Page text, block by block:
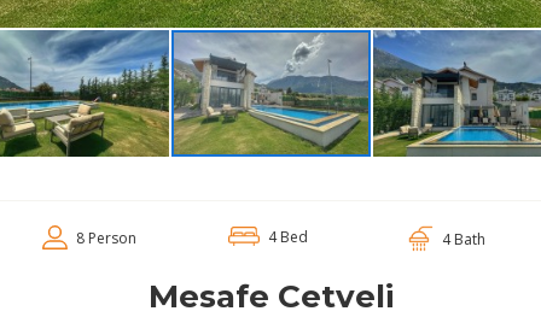
8 Person 4 Bed 4 Bath
Mesafe Cetveli